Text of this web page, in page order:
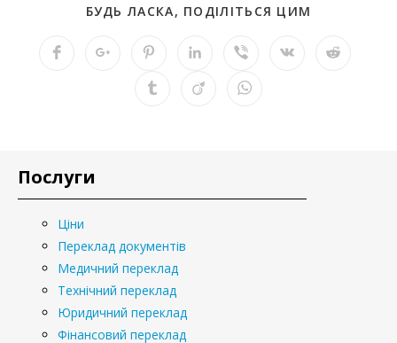
БУДЬ ЛАСКА, ПОДІЛІТЬСЯ ЦИМ
Послуги
Ціни
Переклад документів
Медичний переклад
Технічний переклад
Юридичний переклад
Фінансовий переклад